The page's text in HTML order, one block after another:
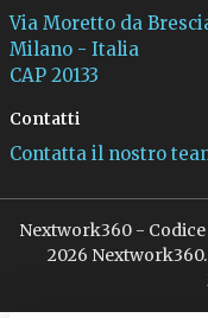
Via Moretto da
Milano - Italia
CAP 20133
Contatti
Contatta il nostro
Nextwork360 -
2026 Nextwork360.